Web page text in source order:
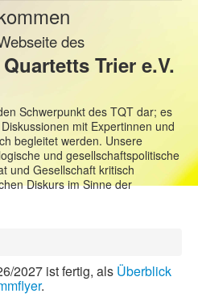
des
Trier e.V.
Schwerpunkt des TQT dar; es
mit Expertinnen und
begleitet werden. Unsere
und gesellschaftspolitische
und Gesellschaft kritisch
Diskurs im Sinne der
2027 ist fertig, als Überblick
.